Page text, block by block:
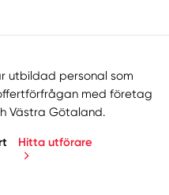
utbildad personal som
med företag
Västra Götaland.
Hitta utförare